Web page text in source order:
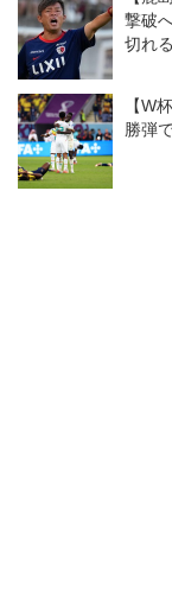
撃破
切れ
【W
勝弾